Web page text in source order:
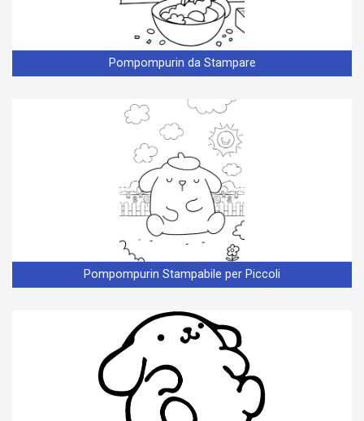
Pompompurin da Stampare
Pompompurin Stampabile per Piccoli